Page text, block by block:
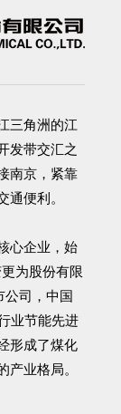
三角洲的江
发带交汇之
南京，紧靠
通便利。
心企业，始
为股份有限
公司，中国
业节能先进
形成了煤化
产业格局。